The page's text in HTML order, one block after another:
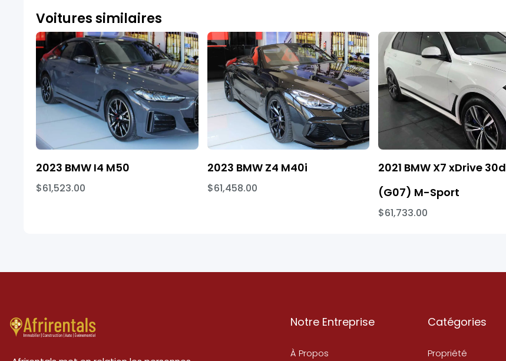
Voitures similaires
2023 BMW I4 M50
$61,523.00
2023 BMW Z4 M40i
$61,458.00
2021 BMW X7 xDrive 30d
(G07) M-Sport
$61,733.00
Notre Entreprise
À Propos
Catégories
Propriété